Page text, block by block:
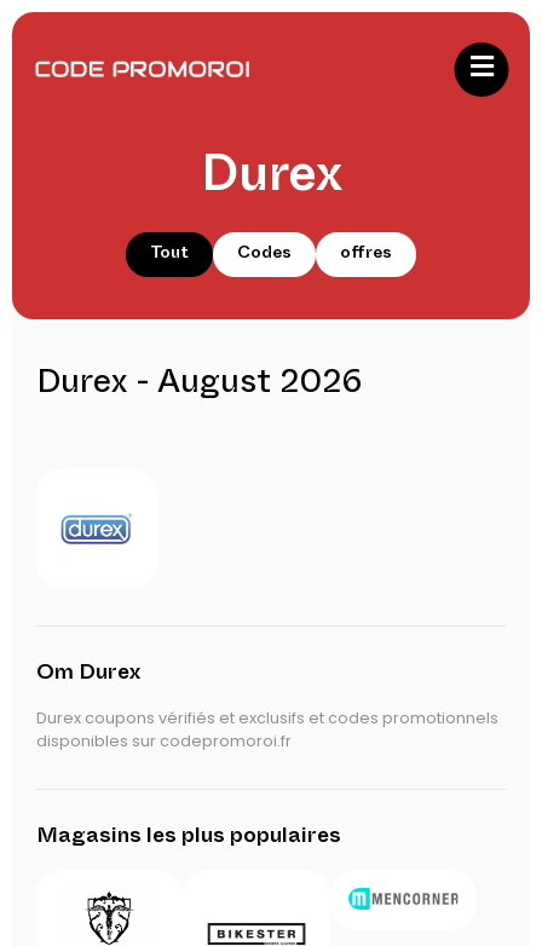
Durex
Tout Codes offres
Durex - August 2026
Om Durex
Durex coupons vérifiés et exclusifs et codes promotionnels
disponibles sur codepromoroi.fr
Magasins les plus populaires